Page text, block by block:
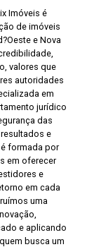
Imóveis é
de imóveis
e Nova
valores que
autoridades
em
jurídico
das
e
formada por
em oferecer
e
em cada
uma
e aplicando
busca um